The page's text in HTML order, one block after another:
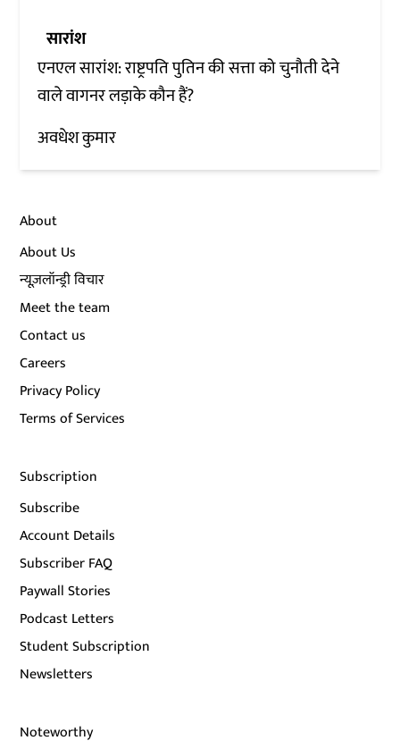
सारांश
एनएल सारांश: राष्ट्रपति पुतिन की सत्ता को चुनौती देने
वाले वागनर लड़ाके कौन हैं?
अवधेश कुमार
About
About Us
न्यूज़लॉन्ड्री विचार
Meet the team
Contact us
Careers
Privacy Policy
Terms of Services
Subscription
Subscribe
Account Details
Subscriber FAQ
Paywall Stories
Podcast Letters
Student Subscription
Newsletters
Noteworthy